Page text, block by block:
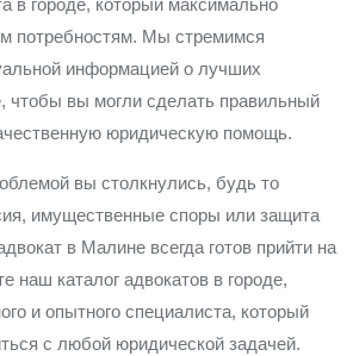
в городе, который максимально
потребностям. Мы стремимся
информацией о лучших
чтобы вы могли сделать правильный
юридическую помощь.
вы столкнулись, будь то
имущественные споры или защита
в Малине всегда готов прийти на
наш каталог адвокатов в городе,
и опытного специалиста, который
с любой юридической задачей.